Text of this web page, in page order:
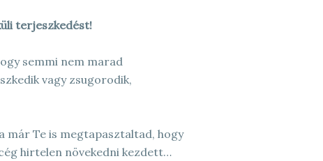
terjeszkedést!
semmi nem marad
vagy zsugorodik,
már Te is megtapasztaltad, hogy
hirtelen növekedni kezdett…